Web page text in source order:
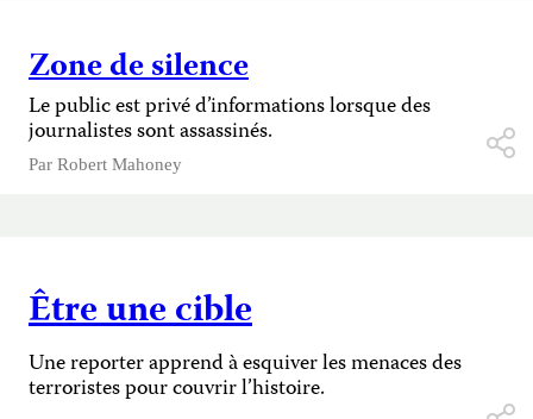
Zone de silence
Le public est privé d’informations lorsque des
journalistes sont assassinés.
Par Robert Mahoney
Être une cible
Une reporter apprend à esquiver les menaces des
terroristes pour couvrir l’histoire.